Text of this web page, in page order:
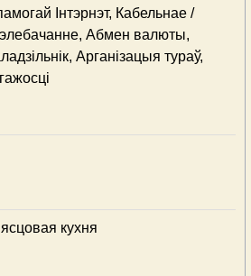
Інтэрнэт, Кабельнае /
Абмен валюты,
Арганізацыя тураў,
кухня